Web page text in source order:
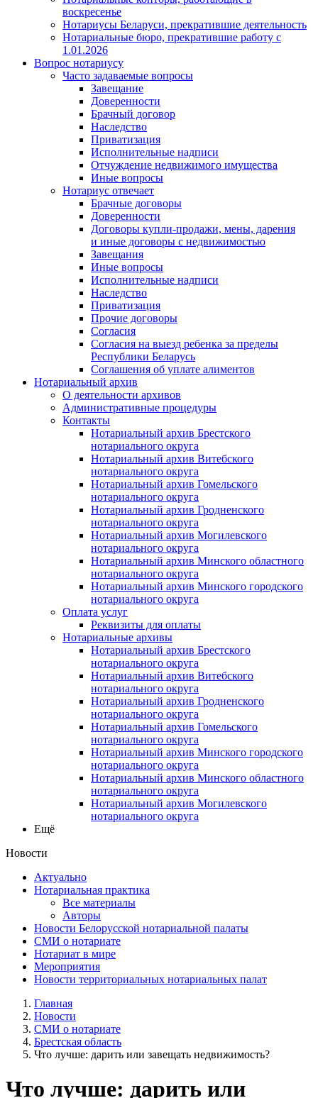
воскресенье
Нотариусы Беларуси, прекратившие деятельность
Нотариальные бюро, прекратившие работу с
1.01.2026
Вопрос нотариусу
Часто задаваемые вопросы
Завещание
Доверенности
Брачный договор
Наследство
Приватизация
Исполнительные надписи
Отчуждение недвижимого имущества
Иные вопросы
Нотариус отвечает
Брачные договоры
Доверенности
Договоры купли-продажи, мены, дарения
и иные договоры с недвижимостью
Завещания
Иные вопросы
Исполнительные надписи
Наследство
Приватизация
Прочие договоры
Согласия
Согласия на выезд ребенка за пределы
Республики Беларусь
Соглашения об уплате алиментов
Нотариальный архив
О деятельности архивов
Административные процедуры
Контакты
Нотариальный архив Брестского
нотариального округа
Нотариальный архив Витебского
нотариального округа
Нотариальный архив Гомельского
нотариального округа
Нотариальный архив Гродненского
нотариального округа
Нотариальный архив Могилевского
нотариального округа
Нотариальный архив Минского областного
нотариального округа
Нотариальный архив Минского городского
нотариального округа
Оплата услуг
Реквизиты для оплаты
Нотариальные архивы
Нотариальный архив Брестского
нотариального округа
Нотариальный архив Витебского
нотариального округа
Нотариальный архив Гродненского
нотариального округа
Нотариальный архив Гомельского
нотариального округа
Нотариальный архив Минского городского
нотариального округа
Нотариальный архив Минского областного
нотариального округа
Нотариальный архив Могилевского
нотариального округа
Ещё
Новости
Актуально
Нотариальная практика
Все материалы
Авторы
Новости Белорусской нотариальной палаты
СМИ о нотариате
Нотариат в мире
Мероприятия
Новости территориальных нотариальных палат
Главная
Новости
СМИ о нотариате
Брестская область
Что лучше: дарить или завещать недвижимость?
Что лучше: дарить или